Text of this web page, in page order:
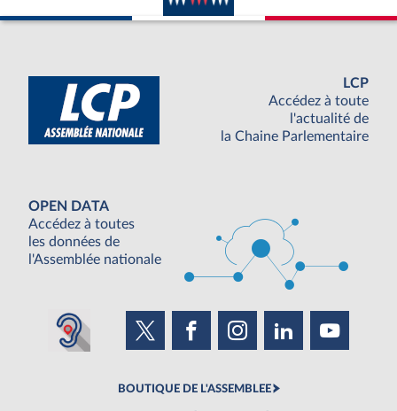
LCP
Accédez à toute
l'actualité de
la Chaine Parlementaire
OPEN DATA
Accédez à toutes
les données de
l'Assemblée nationale
BOUTIQUE DE L'ASSEMBLEE